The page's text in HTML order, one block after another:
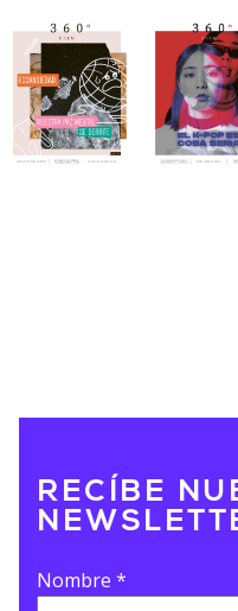
RECÍBE
Nombre *